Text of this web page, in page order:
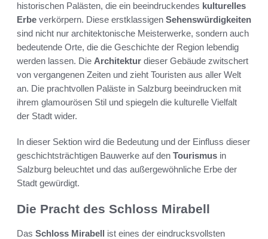
historischen Palästen, die ein beeindruckendes kulturelles
Erbe verkörpern. Diese erstklassigen Sehenswürdigkeiten
sind nicht nur architektonische Meisterwerke, sondern auch
bedeutende Orte, die die Geschichte der Region lebendig
werden lassen. Die Architektur dieser Gebäude zwitschert
von vergangenen Zeiten und zieht Touristen aus aller Welt
an. Die prachtvollen Paläste in Salzburg beeindrucken mit
ihrem glamourösen Stil und spiegeln die kulturelle Vielfalt
der Stadt wider.
In dieser Sektion wird die Bedeutung und der Einfluss dieser
geschichtsträchtigen Bauwerke auf den Tourismus in
Salzburg beleuchtet und das außergewöhnliche Erbe der
Stadt gewürdigt.
Die Pracht des Schloss Mirabell
Das Schloss Mirabell ist eines der eindrucksvollsten